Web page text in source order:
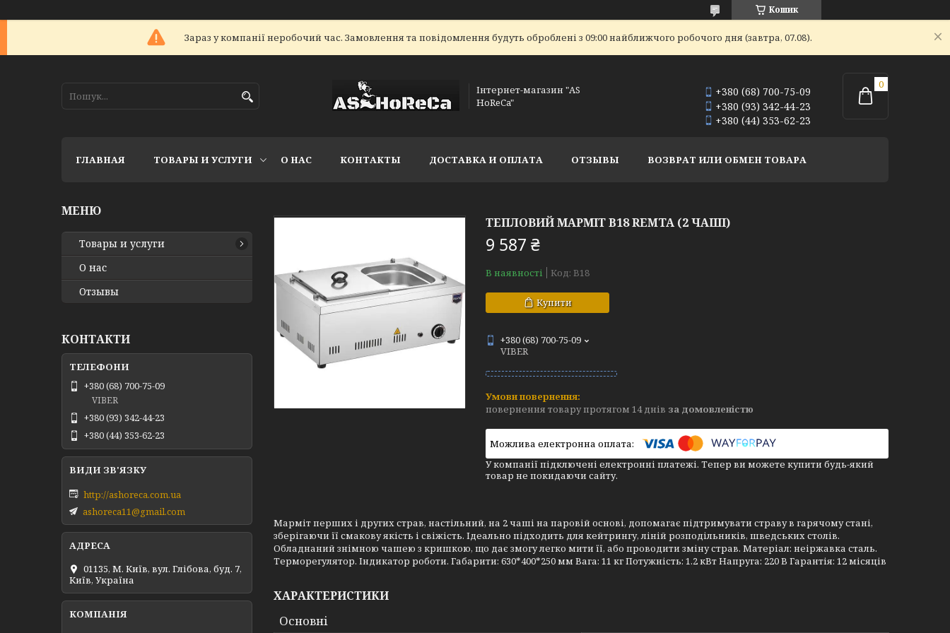
Кошик
Зараз у компанії неробочий час. Замовлення та повідомлення будуть оброблені з 09:00 найближчого робочого дня (завтра, 07.08).
Інтернет-магазин "AS
HoReCa"
+380 (68) 700-75-09
+380 (93) 342-44-23
+380 (44) 353-62-23
ГЛАВНАЯ ТОВАРЫ И УСЛУГИ О НАС КОНТАКТЫ ДОСТАВКА И ОПЛАТА ОТЗЫВЫ ВОЗВРАТ ИЛИ ОБМЕН ТОВАРА
ТЕПЛОВИЙ МАРМІТ B18 REMTA (2 ЧАШІ)
9 587 ₴
В наявності Код: B18
Купити
+380 (68) 700-75-09
VIBER
повернення товару протягом 14 днів за домовленістю
У компанії підключені електронні платежі. Тепер ви можете купити будь-який
товар не покидаючи сайту.
Марміт перших і других страв, настільний, на 2 чаші на паровій основі, допомагає підтримувати страву в гарячому стані,
зберігаючи її смакову якість і свіжість. Ідеально підходить для кейтрингу, ліній розподільників, шведських столів.
Обладнаний знімною чашею з кришкою, що дає змогу легко мити її, або проводити зміну страв. Матеріал: неіржавка сталь.
Терморегулятор. Індикатор роботи. Габарити: 630*400*250 мм Вага: 11 кг Потужність: 1.2 кВт Напруга: 220 В Гарантія: 12 місяців
ХАРАКТЕРИСТИКИ
Основні
Товары и услуги
О нас
Отзывы
КОНТАКТИ
+380 (68) 700-75-09
VIBER
+380 (93) 342-44-23
+380 (44) 353-62-23
http://ashoreca.com.ua
ashoreca11@gmail.com
01135, М. Київ, вул. Глібова, буд. 7,
Київ, Україна